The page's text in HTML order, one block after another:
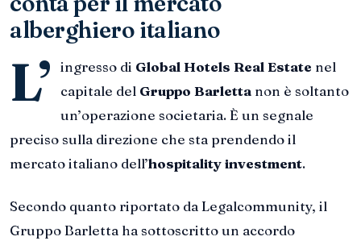
alberghiero italiano
L’ ingresso di Global Hotels Real Estate nel
capitale del Gruppo Barletta non è soltanto
un’operazione societaria. È un segnale
preciso sulla direzione che sta prendendo il
mercato italiano dell’hospitality investment.
Secondo quanto riportato da Legalcommunity, il
Gruppo Barletta ha sottoscritto un accordo